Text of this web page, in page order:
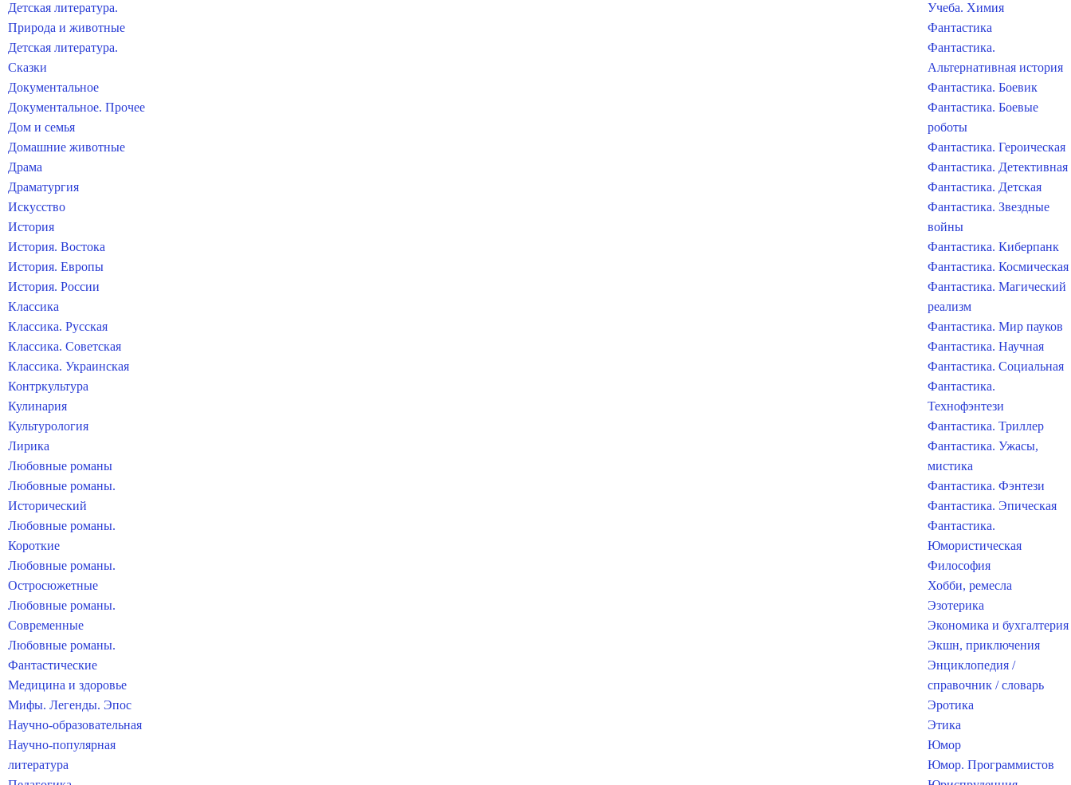
Детская литература.
Природа и животные
Детская литература.
Сказки
Документальное
Документальное. Прочее
Дом и семья
Домашние животные
Драма
Драматургия
Искусство
История
История. Востока
История. Европы
История. России
Классика
Классика. Русская
Классика. Советская
Классика. Украинская
Контркультура
Кулинария
Культурология
Лирика
Любовные романы
Любовные романы.
Исторический
Любовные романы.
Короткие
Любовные романы.
Остросюжетные
Любовные романы.
Современные
Любовные романы.
Фантастические
Медицина и здоровье
Мифы. Легенды. Эпос
Научно-образовательная
Научно-популярная
литература
Учеба. Химия
Фантастика
Фантастика.
Альтернативная история
Фантастика. Боевик
Фантастика. Боевые
роботы
Фантастика. Героическая
Фантастика. Детективная
Фантастика. Детская
Фантастика. Звездные
войны
Фантастика. Киберпанк
Фантастика. Космическая
Фантастика. Магический
реализм
Фантастика. Мир пауков
Фантастика. Научная
Фантастика. Социальная
Фантастика.
Технофэнтези
Фантастика. Триллер
Фантастика. Ужасы,
мистика
Фантастика. Фэнтези
Фантастика. Эпическая
Фантастика.
Юмористическая
Философия
Хобби, ремесла
Эзотерика
Экономика и бухгалтерия
Экшн, приключения
Энциклопедия /
справочник / словарь
Эротика
Этика
Юмор
Юмор. Программистов